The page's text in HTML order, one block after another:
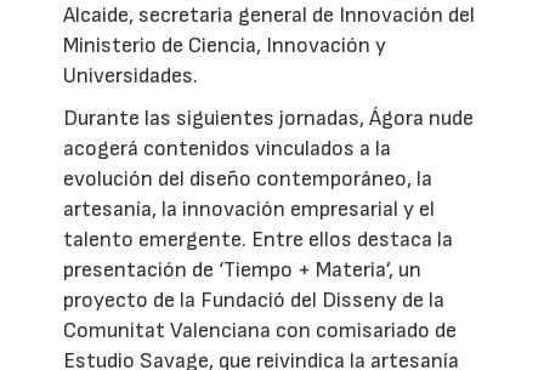
Alcaide, secretaria general de Innovación del
Ministerio de Ciencia, Innovación y
Universidades.
Durante las siguientes jornadas, Ágora nude
acogerá contenidos vinculados a la
evolución del diseño contemporáneo, la
artesanía, la innovación empresarial y el
talento emergente. Entre ellos destaca la
presentación de ‘Tiempo + Materia’, un
proyecto de la Fundació del Disseny de la
Comunitat Valenciana con comisariado de
Estudio Savage, que reivindica la artesanía